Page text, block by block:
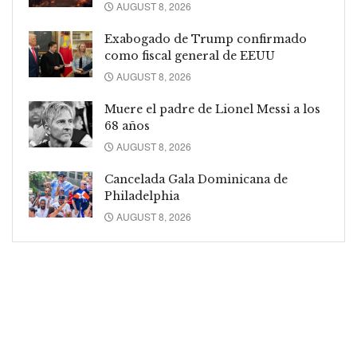
AUGUST 8, 2026
Exabogado de Trump confirmado
como fiscal general de EEUU
AUGUST 8, 2026
Muere el padre de Lionel Messi a los
68 años
AUGUST 8, 2026
Cancelada Gala Dominicana de
Philadelphia
AUGUST 8, 2026